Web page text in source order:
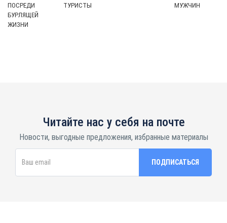
ПОСРЕДИ
БУРЛЯЩЕЙ
ЖИЗНИ
ТУРИСТЫ
МУЖЧИН
Читайте нас у себя на почте
Новости, выгодные предложения, избранные материалы